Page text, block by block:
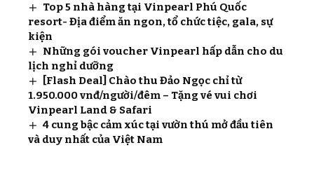
Top 5 nhà hàng tại Vinpearl Phú Quốc
resort- Địa điểm ăn ngon, tổ chức tiệc, gala, sự
kiện
Những gói voucher Vinpearl hấp dẫn cho du
lịch nghỉ dưỡng
[Flash Deal] Chào thu Đảo Ngọc chỉ từ
1.950.000 vnđ/người/đêm – Tặng vé vui chơi
Vinpearl Land & Safari
4 cung bậc cảm xúc tại vườn thú mở đầu tiên
và duy nhất của Việt Nam